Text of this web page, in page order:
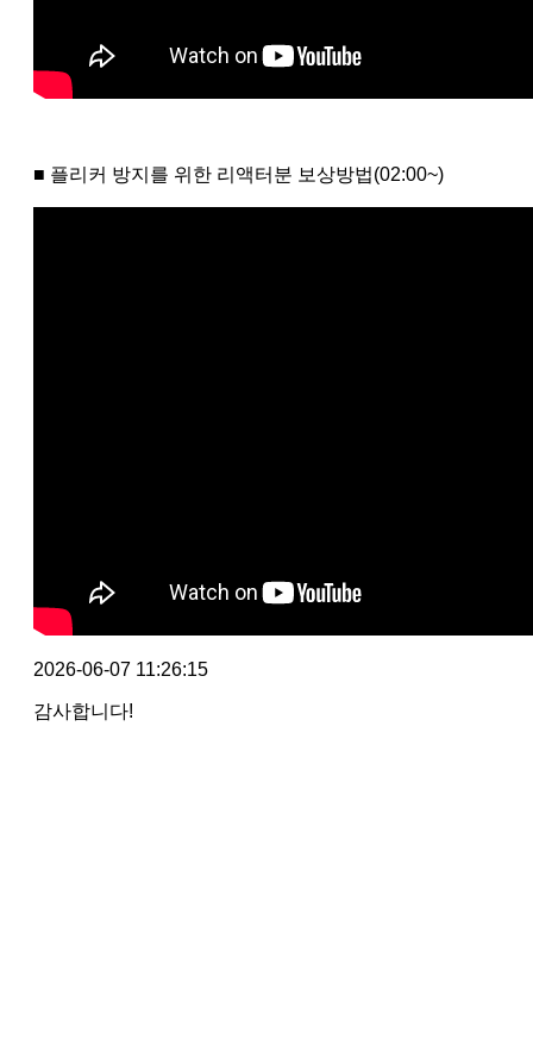
■ 플리커 방지를 위한 리액터분 보상방법(02:00~)
2026-06-07 11:26:15
감사합니다!